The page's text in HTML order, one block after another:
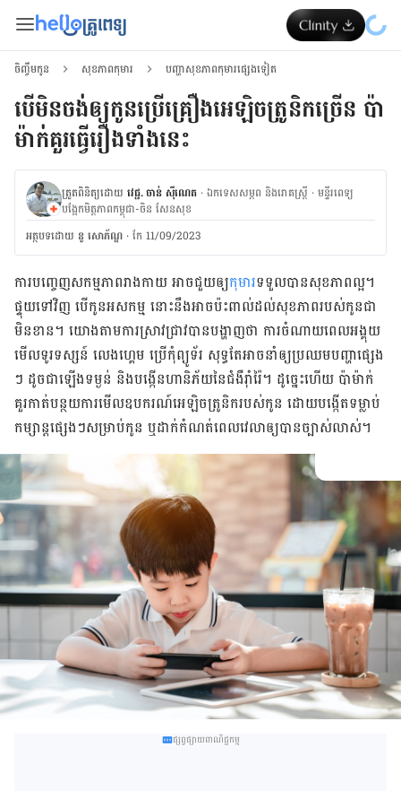
ចិញ្ចឹមកូន សុខភាពកុមារ បញ្ហាសុខភាពកុមារផ្សេងទៀត
បើមិនចង់ឲ្យកូនប្រើគ្រឿងអេឡិចត្រូនិកច្រើន ប៉ា
ម៉ាក់គួរធ្វើរឿងទាំងនេះ
ត្រួតពិនិត្យដោយ វេជ្ជ. ចាន់ ស៊ីណេត ·ឯកទេសសម្ភព និងរោគស្ត្រី ·ម​ន្ទីរពេទ្យ
បង្អែកមិត្តភាពកម្ពុជា-ចិន សែនសុខ
អត្ថបទ​ដោយ នូ សោភ័ណ្ឌ ·កែ 11/09/2023
ការ​បញ្ចេញ​សកម្មភាព​រាងកាយ​ អាចជួយ​ឲ្យ​កុមារ​ទទួល​បាន​សុខភាព​ល្អ។
ផ្ទុយ​ទៅ​វិញ បើ​កូន​អសកម្ម​ នោះ​នឹង​អាច​ប៉ះពាល់​ដល់​សុខភាពរបស់កូនជា
មិនខាន​។ យោង​តាម​ការ​ស្រាវជ្រាវ​បាន​បង្ហាញ​ថា ការ​ចំណាយ​ពេល​​អង្គុយ​
មើល​ទូរទស្សន៍ លេង​ហ្គេម ប្រើ​កុំព្យូទ័រ សុទ្ធ​តែ​អាច​នាំ​ឲ្យ​​​ប្រឈម​បញ្ហា​ផ្សេង​
ៗ​ ដូចជា​ឡើង​ទម្ងន់ និង​បង្កើន​ហានិភ័យ​នៃ​ជំងឺ​រ៉ាំរ៉ៃ​។ ដូច្នេះ​ហើយ​ ប៉ា​ម៉ាក់​
គួរ​កាត់បន្ថយ​ការ​មើល​ឧបករណ៍​អេឡិចត្រូនិក​របស់​កូន ដោយ​បង្កើត​ទម្លាប់​
កម្សាន្ត​ផ្សេង​ៗ​សម្រាប់​កូន ឬដាក់កំណត់ពេលវេលា​ឲ្យបាន​ច្បាស់​លាស់​។
ផ្សព្វផ្សាយពាណិជ្ជកម្ម